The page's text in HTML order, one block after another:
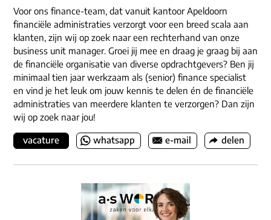
Voor ons finance-team, dat vanuit kantoor Apeldoorn
financiële administraties verzorgt voor een breed scala aan
klanten, zijn wij op zoek naar een rechterhand van onze
business unit manager. Groei jij mee en draag je graag bij aan
de financiële organisatie van diverse opdrachtgevers? Ben jij
minimaal tien jaar werkzaam als (senior) finance specialist
en vind je het leuk om jouw kennis te delen én de financiële
administraties van meerdere klanten te verzorgen? Dan zijn
wij op zoek naar jou!
vacature whatsapp e-mail delen